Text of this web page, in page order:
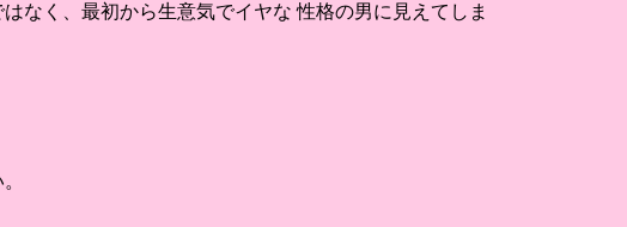
なく、最初から生意気でイヤな 性格の男に見えてしま